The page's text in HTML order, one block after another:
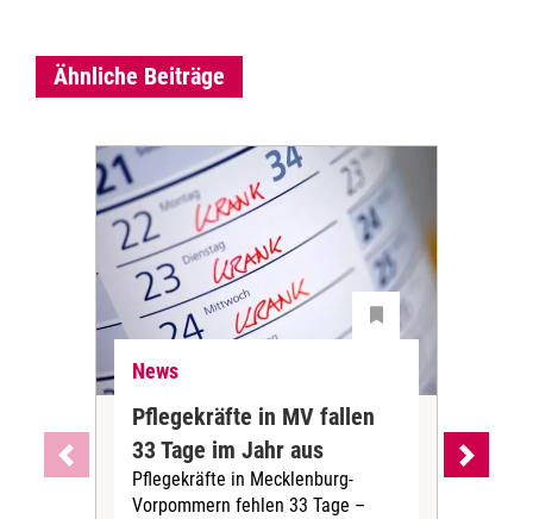
Ähnliche Beiträge
News
Pflegekräfte in MV fallen
33 Tage im Jahr aus
Pflegekräfte in Mecklenburg-
Vorpommern fehlen 33 Tage –